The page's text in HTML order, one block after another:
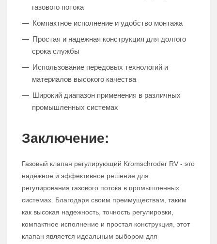
газового потока
Компактное исполнение и удобство монтажа
Простая и надежная конструкция для долгого
срока службы
Использование передовых технологий и
материалов высокого качества
Широкий диапазон применения в различных
промышленных системах
Заключение:
Газовый клапан регулирующий Kromschroder RV - это
надежное и эффективное решение для
регулирования газового потока в промышленных
системах. Благодаря своим преимуществам, таким
как высокая надежность, точность регулировки,
компактное исполнение и простая конструкция, этот
клапан является идеальным выбором для